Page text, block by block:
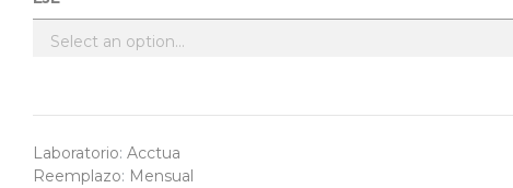
Laboratorio: Acctua
Reemplazo: Mensual